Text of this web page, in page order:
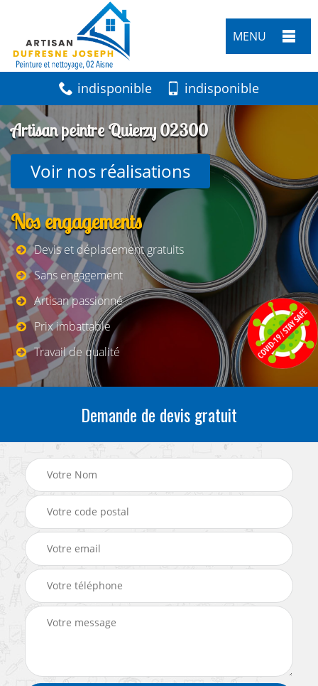
MENU
indisponible indisponible
Artisan peintre Quierzy 02300
Voir nos réalisations
Nos engagements
Devis et déplacement gratuits
Sans engagement
Artisan passionné
Prix imbattable
Travail de qualité
Demande de devis gratuit